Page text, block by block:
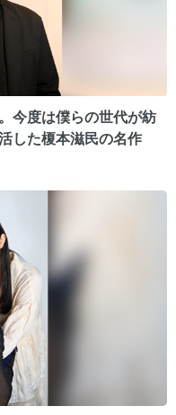
今度は僕らの世代が紡
した榎本滋民の名作